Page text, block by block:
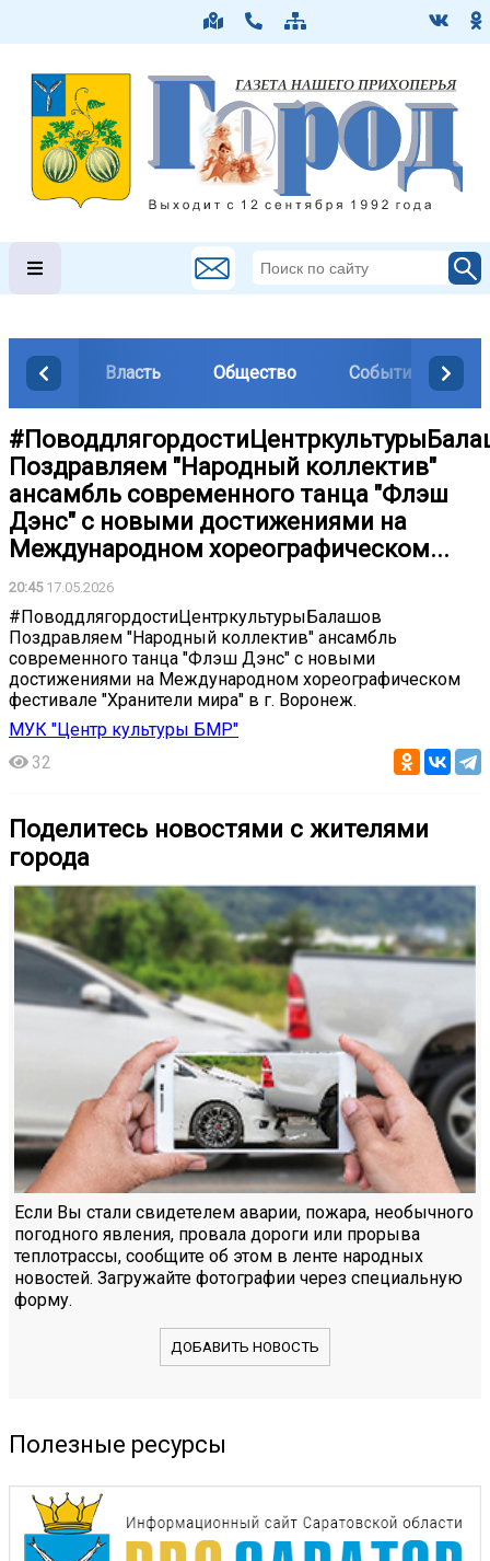
Власть Общество События
Поздравляем "Народный коллектив"
ансамбль современного танца "Флэш
Дэнс" с новыми достижениями на
Международном хореографическом...
20:4517.05.2026
#ПоводдлягордостиЦентркультурыБалашов
Поздравляем "Народный коллектив" ансамбль
современного танца "Флэш Дэнс" с новыми
достижениями на Международном хореографическом
фестивале "Хранители мира" в г. Воронеж.
МУК "Центр культуры БМР"
32
Поделитесь новостями с жителями
города
Если Вы стали свидетелем аварии, пожара, необычного
погодного явления, провала дороги или прорыва
теплотрассы, сообщите об этом в ленте народных
новостей. Загружайте фотографии через специальную
форму.
ДОБАВИТЬ НОВОСТЬ
Полезные ресурсы